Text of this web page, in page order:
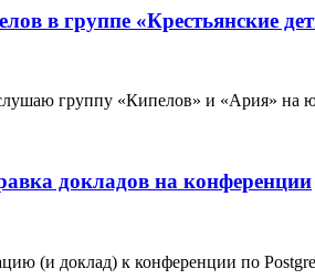
в группе «Крестьянские
группу «Кипелов» и «Ария» на
докладов на конференции
(и доклад) к конференции по